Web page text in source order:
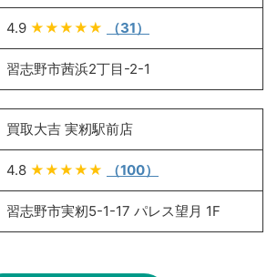
4.9 ★★★★★ （31）
習志野市茜浜2丁目-2-1
買取大吉 実籾駅前店
4.8 ★★★★★ （100）
習志野市実籾5-1-17 パレス望月 1F